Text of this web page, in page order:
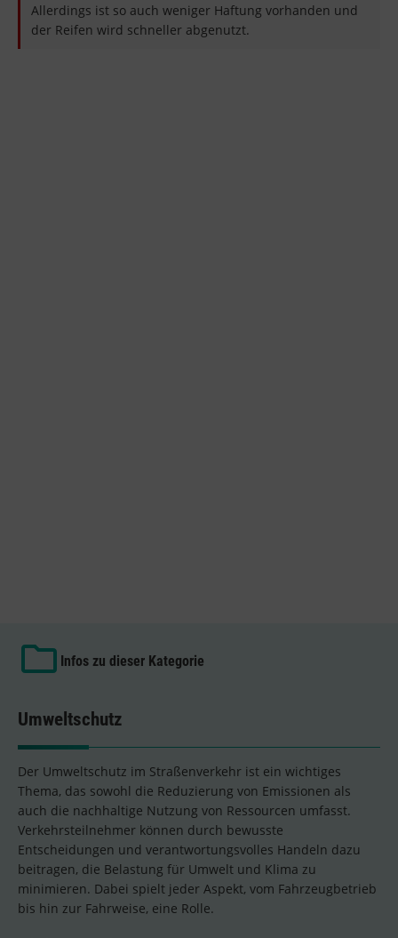
Allerdings ist so auch weniger Haftung vorhanden und
der Reifen wird schneller abgenutzt.
Infos zu dieser Kategorie
Umweltschutz
Der Umweltschutz im Straßenverkehr ist ein wichtiges
Thema, das sowohl die Reduzierung von Emissionen als
auch die nachhaltige Nutzung von Ressourcen umfasst.
Verkehrsteilnehmer können durch bewusste
Entscheidungen und verantwortungsvolles Handeln dazu
beitragen, die Belastung für Umwelt und Klima zu
minimieren. Dabei spielt jeder Aspekt, vom Fahrzeugbetrieb
bis hin zur Fahrweise, eine Rolle.